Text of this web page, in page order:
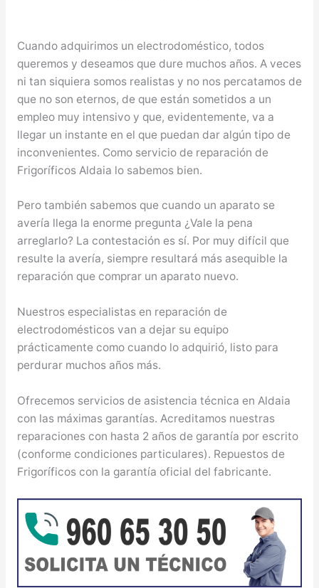
Cuando adquirimos un electrodoméstico, todos
queremos y deseamos que dure muchos años. A veces
ni tan siquiera somos realistas y no nos percatamos de
que no son eternos, de que están sometidos a un
empleo muy intensivo y que, evidentemente, va a
llegar un instante en el que puedan dar algún tipo de
inconvenientes. Como servicio de reparación de
Frigoríficos Aldaia lo sabemos bien.
Pero también sabemos que cuando un aparato se
avería llega la enorme pregunta ¿Vale la pena
arreglarlo? La contestación es sí. Por muy difícil que
resulte la avería, siempre resultará más asequible la
reparación que comprar un aparato nuevo.
Nuestros especialistas en reparación de
electrodomésticos van a dejar su equipo
prácticamente como cuando lo adquirió, listo para
perdurar muchos años más.
Ofrecemos servicios de asistencia técnica en Aldaia
con las máximas garantías. Acreditamos nuestras
reparaciones con hasta 2 años de garantía por escrito
(conforme condiciones particulares). Repuestos de
Frigoríficos con la garantía oficial del fabricante.